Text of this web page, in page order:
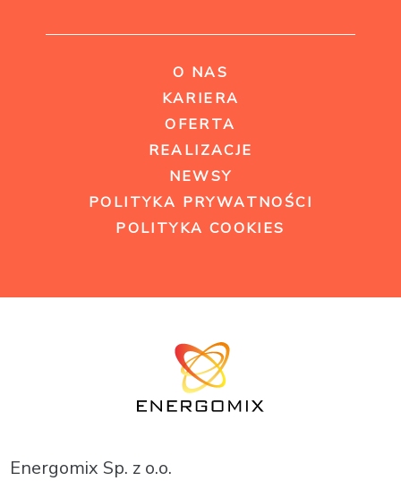
O NAS
KARIERA
OFERTA
REALIZACJE
NEWSY
POLITYKA PRYWATNOŚCI
POLITYKA COOKIES
Energomix Sp. z o.o.